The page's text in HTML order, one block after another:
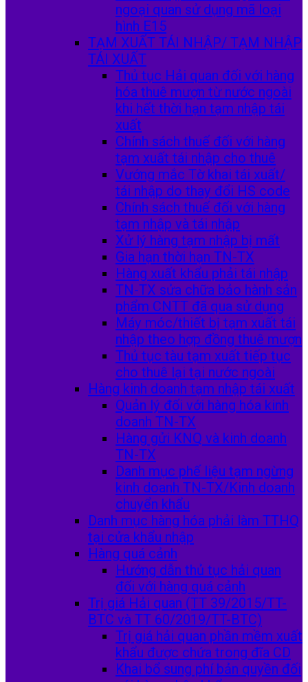
ngoại quan sử dụng mã loại
hình E15
TẠM XUẤT TÁI NHẬP/ TẠM NHẬP
TÁI XUẤT
Thủ tục Hải quan đối với hàng
hóa thuê mượn từ nước ngoài
khi hết thời hạn tạm nhập tái
xuất
Chính sách thuế đối với hàng
tạm xuất tái nhập cho thuê
Vướng mắc Tờ khai tái xuất/
tái nhập do thay đổi HS code
Chính sách thuế đối với hàng
tạm nhập và tái nhập
Xử lý hàng tạm nhập bị mất
Gia hạn thời hạn TN-TX
Hàng xuất khẩu phải tái nhập
TN-TX sửa chữa bảo hành sản
phẩm CNTT đã qua sử dụng
Máy móc/thiết bị tạm xuất tái
nhập theo hợp đồng thuê mượn
Thủ tục tàu tạm xuất tiếp tục
cho thuê lại tại nước ngoài
Hàng kinh doanh tạm nhập tái xuất
Quản lý đối với hàng hóa kinh
doanh TN-TX
Hàng gửi KNQ và kinh doanh
TN-TX
Danh mục phế liệu tạm ngừng
kinh doanh TN-TX/Kinh doanh
chuyển khẩu
Danh mục hàng hóa phải làm TTHQ
tại cửa khẩu nhập
Hàng quá cảnh
Hướng dẫn thủ tục hải quan
đối với hàng quá cảnh
Trị giá Hải quan (TT 39/2015/TT-
BTC và TT 60/2019/TT-BTC)
Trị giá hải quan phần mềm xuất
khẩu được chứa trong đĩa CD
Khai bổ sung phí bản quyền đối